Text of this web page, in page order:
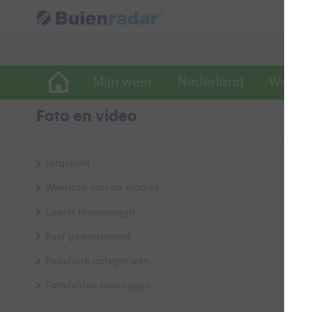
Mijn weer Nederland
Foto en video
Uitgelicht
Weerfoto van de maand
Laatst toegevoegd
Best gewaardeerd
Populaire categorieën
Foto/video toevoegen